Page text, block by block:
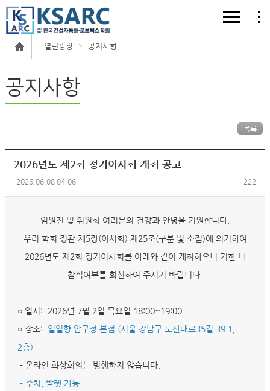
열린광장 공지사항
공지사항
목록
2026년도 제2회 정기이사회 개최 공고
2026.06.08 04:06 222
임원진 및 위원회 여러분의 건강과 안녕을 기원합니다.
우리 학회 정관 제5장(이사회) 제25조(구분 및 소집)에 의거하여
2026년도 제2회 정기이사회를 아래와 같이 개최하오니 기한 내
참석여부를 회신하여 주시기 바랍니다.
○ 일시: 2026년 7월 2일 목요일 18:00~19:00
○ 장소: 일일향 압구정 본점 (서울 강남구 도산대로35길 39 1,
2층)
- 온라인 화상회의는 병행하지 않습니다.
- 주차, 발렛 가능